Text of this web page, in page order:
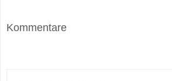
Kommentare